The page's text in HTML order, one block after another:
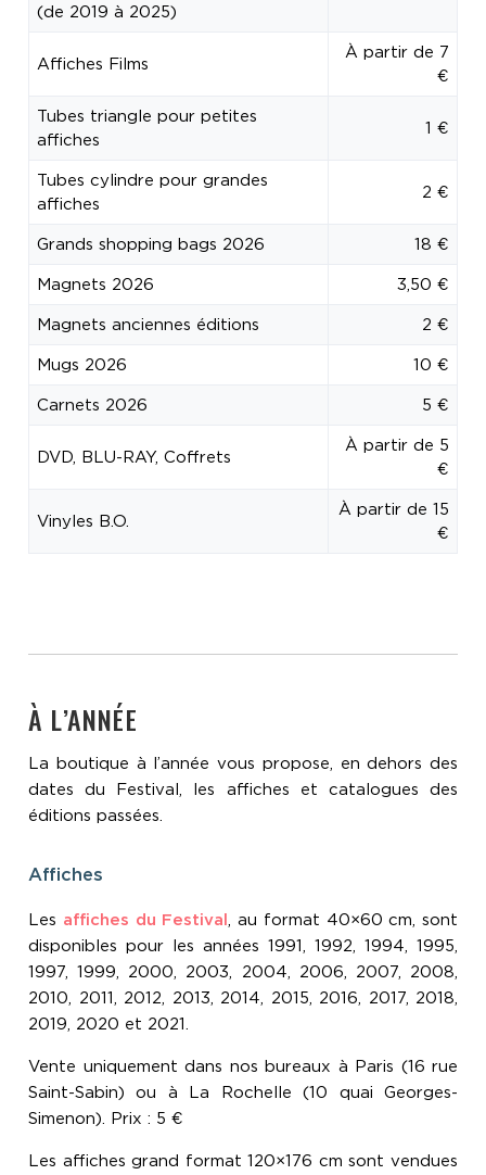
(de 2019 à 2025)
Affiches Films
À partir de 7
€
Tubes triangle pour petites
affiches
1 €
Tubes cylindre pour grandes
affiches
2 €
Grands shopping bags 2026 18 €
Magnets 2026 3,50 €
Magnets anciennes éditions 2 €
Mugs 2026 10 €
Carnets 2026 5 €
DVD, BLU-RAY, Coffrets
À partir de 5
€
Vinyles B.O.
À partir de 15
€
À L’ANNÉE
La boutique à l’année vous propose, en dehors des
dates du Festival, les affiches et catalogues des
éditions passées.
Affiches
Les affiches du Festival, au format 40×60 cm, sont
disponibles pour les années 1991, 1992, 1994, 1995,
1997, 1999, 2000, 2003, 2004, 2006, 2007, 2008,
2010, 2011, 2012, 2013, 2014, 2015, 2016, 2017, 2018,
2019, 2020 et 2021.
Vente uniquement dans nos bureaux à Paris (16 rue
Saint-Sabin) ou à La Rochelle (10 quai Georges-
Simenon). Prix : 5 €
Les affiches grand format 120×176 cm sont vendues